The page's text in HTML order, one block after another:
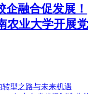
企融合促发展！
农业大学开展党
转型之路与未来机遇